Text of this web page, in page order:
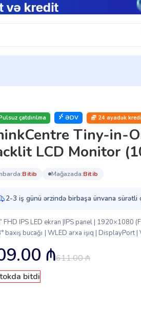
çatdırılma ƏDV 24 ayadək
Tiny-in-
LCD Monitor
bi̇ti̇b mağazada: bi̇ti̇b
2-3 iş günü ərzində birbaşa ünvana sürətli
FHD IPS LED ekran |IPS panel | 1920×1080
baxış bucağı | WLED arxa işıq | DisplayPort
611.00₼
₼
bitdi